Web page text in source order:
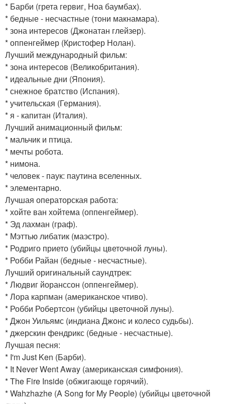
* Барби (грета гервиг, Ноа баумбах).
* бедные - несчастные (тони макнамара).
* зона интересов (Джонатан глейзер).
* оппенгеймер (Кристофер Нолан).
Лучший международный фильм:
* зона интересов (Великобритания).
* идеальные дни (Япония).
* снежное братство (Испания).
* учительская (Германия).
* я - капитан (Италия).
Лучший анимационный фильм:
* мальчик и птица.
* мечты робота.
* нимона.
* человек - паук: паутина вселенных.
* элементарно.
Лучшая операторская работа:
* хойте ван хойтема (оппенгеймер).
* Эд лахман (граф).
* Мэттью либатик (маэстро).
* Родриго прието (убийцы цветочной луны).
* Робби Райан (бедные - несчастные).
Лучший оригинальный саундтрек:
* Людвиг йоранссон (оппенгеймер).
* Лора карпман (американское чтиво).
* Робби Робертсон (убийцы цветочной луны).
* Джон Уильямс (индиана Джонс и колесо судьбы).
* джерскин фендрикс (бедные - несчастные).
Лучшая песня:
* I'm Just Ken (Барби).
* It Never Went Away (американская симфония).
* The Fire Inside (обжигающе горячий).
* Wahzhazhe (A Song for My People) (убийцы цветочной